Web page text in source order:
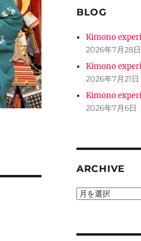
BLOG
Kimono
2026年7月28日
Kimono
2026年7月21日
Kimono
2026年7月6日
ARCHIVE
ARCHIVE